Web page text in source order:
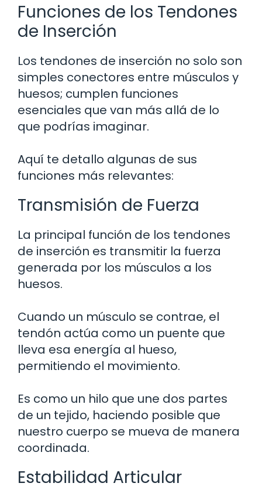
Funciones de los Tendones
de Inserción
Los tendones de inserción no solo son
simples conectores entre músculos y
huesos; cumplen funciones
esenciales que van más allá de lo
que podrías imaginar.
Aquí te detallo algunas de sus
funciones más relevantes:
Transmisión de Fuerza
La principal función de los tendones
de inserción es transmitir la fuerza
generada por los músculos a los
huesos.
Cuando un músculo se contrae, el
tendón actúa como un puente que
lleva esa energía al hueso,
permitiendo el movimiento.
Es como un hilo que une dos partes
de un tejido, haciendo posible que
nuestro cuerpo se mueva de manera
coordinada.
Estabilidad Articular